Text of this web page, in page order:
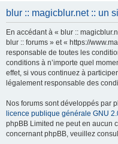
blur :: magicblur.net :: un
En accédant à « blur ::
blur :: forums » et « https://
responsable de toutes les
conditions à n’importe quel
effet, si vous continuez à
légalement responsable des
Nos forums sont développés par
licence publique générale GNU
phpBB Limited ne peut en aucun
concernant phpBB, veuillez